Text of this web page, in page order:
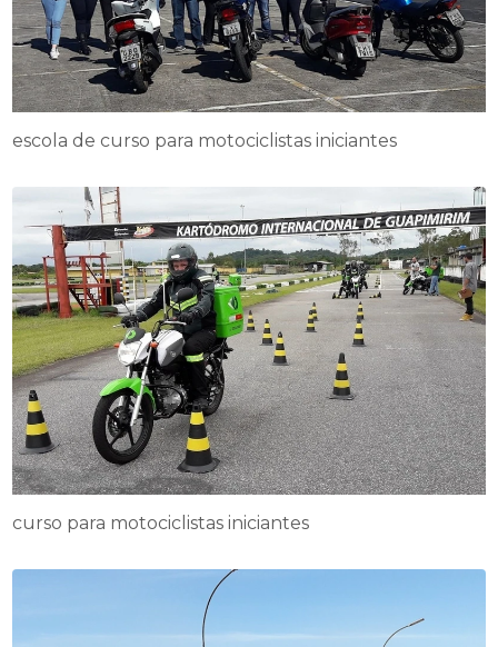
escola de curso para motociclistas iniciantes
curso para motociclistas iniciantes